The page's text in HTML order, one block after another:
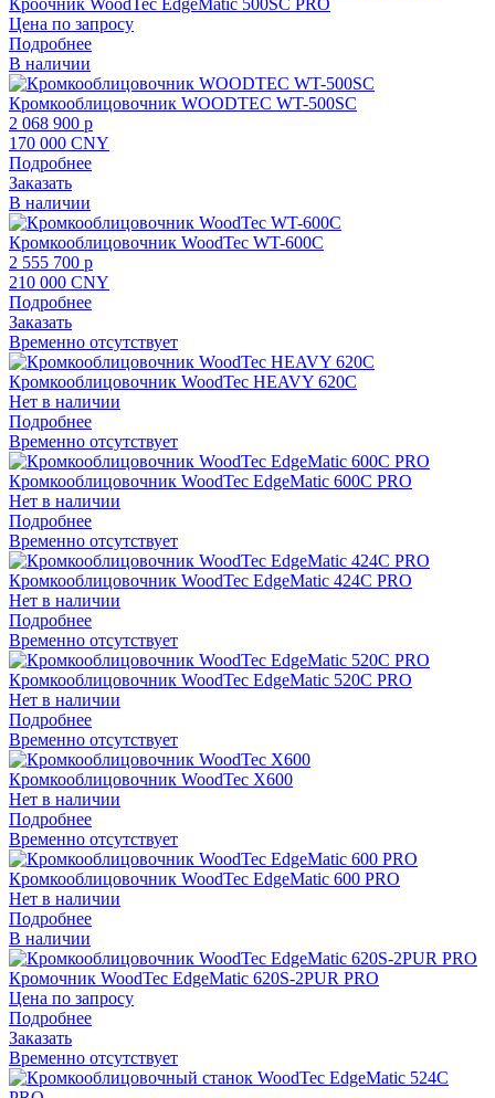
Кроочник WoodTec EdgeMatic 500SС PRO
Цена по запросу
Подробнее
В наличии
Кромкооблицовочник WOODTEC WT-500SC
2 068 900 p
170 000 CNY
Подробнее
Заказать
В наличии
Кромкооблицовочник WoodTec WT-600С
2 555 700 p
210 000 CNY
Подробнее
Заказать
Временно отсутствует
Кромкооблицовочник WoodTec HEAVY 620C
Нет в наличии
Подробнее
Временно отсутствует
Кромкооблицовочник WoodTec EdgeMatic 600C PRO
Нет в наличии
Подробнее
Временно отсутствует
Кромкооблицовочник WoodTec EdgeMatic 424C PRO
Нет в наличии
Подробнее
Временно отсутствует
Кромкооблицовочник WoodTec EdgeMatic 520C PRO
Нет в наличии
Подробнее
Временно отсутствует
Кромкооблицовочник WoodTec X600
Нет в наличии
Подробнее
Временно отсутствует
Кромкооблицовочник WoodTec EdgeMatic 600 PRO
Нет в наличии
Подробнее
В наличии
Кромочник WoodTec EdgeMatic 620S-2PUR PRO
Цена по запросу
Подробнее
Заказать
Временно отсутствует